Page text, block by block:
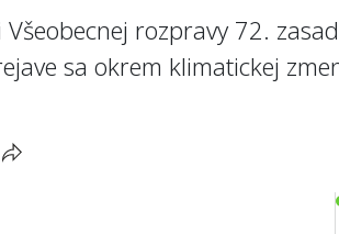
rozpravy 72.
sa okrem klimatickej